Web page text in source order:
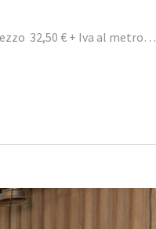
32,50 € + Iva al metro…